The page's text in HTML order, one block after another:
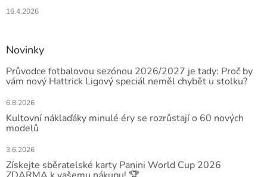
16.4.2026
Novinky
Průvodce fotbalovou sezónou 2026/2027 je tady: Proč by
vám nový Hattrick Ligový speciál neměl chybět u stolku?
6.8.2026
Kultovní náklaďáky minulé éry se rozrůstají o 60 nových
modelů
3.6.2026
Získejte sběratelské karty Panini World Cup 2026